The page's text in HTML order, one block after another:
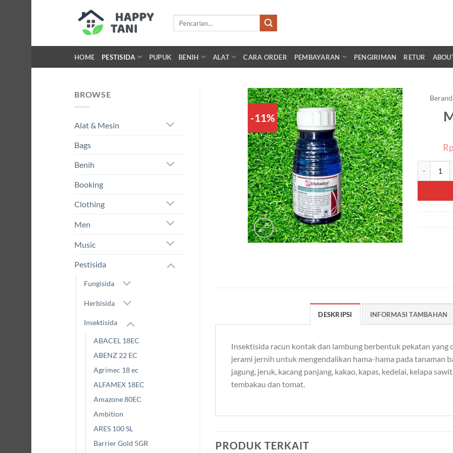
HOME PESTISIDA PUPUK BENIH ALAT CARA ORDER PEMBAYARAN PENGIRIMAN RETUR
BROWSE
Alat & Mesin
Bags
Benih
Booking
Clothing
Men
Music
Pestisida
Fungisida
Herbisida
Insektisida
ABACEL 18EC
ABENZ 22 EC
Agrimec 18 ec
ALFAMEX 18EC
Amazone 80EC
Ambition
ARES 100 SL
Barrier Gold 5GR
-11%
Add to
wishlist
DESKRIPSI INFORMASI TAMBAHAN
Insektisida racun kontak dan lambung berbentuk pekatan yang
jerami jernih untuk mengendalikan hama-hama pada tanaman
jagung, jeruk, kacang panjang, kakao, kapas, kedelai, kelapa
tembakau dan tomat.
PRODUK TERKAIT